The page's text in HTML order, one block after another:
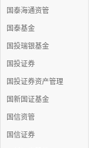
国泰海通资管
国泰基金
国投瑞银基金
国投证券
国投证券资产管理
国新国证基金
国信资管
国信证券